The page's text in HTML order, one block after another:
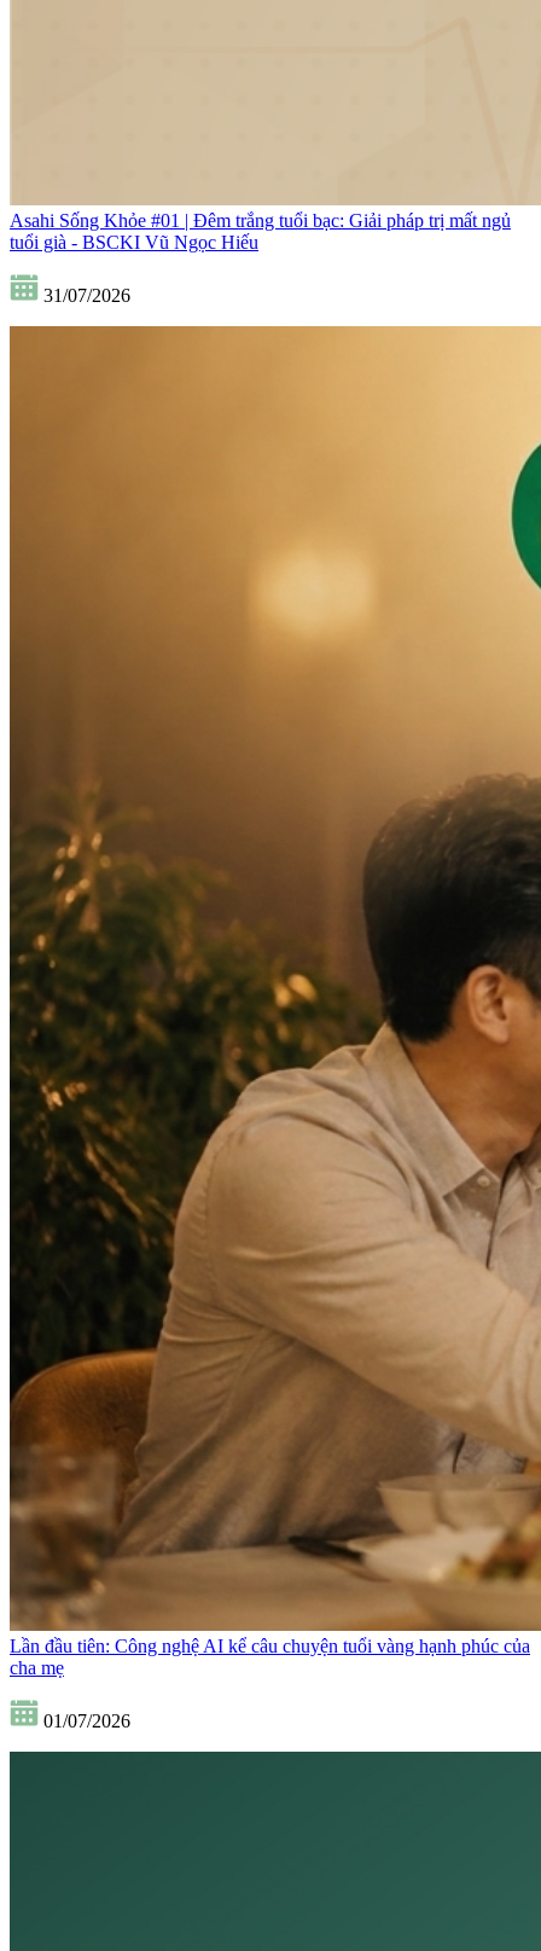
Asahi Sống Khỏe #01 | Đêm trắng tuổi bạc: Giải pháp trị mất ngủ
tuổi già - BSCKI Vũ Ngọc Hiếu
31/07/2026
Lần đầu tiên: Công nghệ AI kể câu chuyện tuổi vàng hạnh phúc của
cha mẹ
01/07/2026